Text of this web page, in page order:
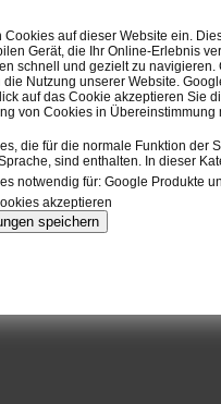
Cookies auf dieser Website ein.
Gerät, die Ihr Online-Erlebnis
schnell und gezielt zu
die Nutzung unserer Website.
auf das Cookie akzeptieren Sie
von Cookies in
die für die normale Funktion der
sind enthalten. In dieser
notwendig für: Google Produkte
akzeptieren
speichern